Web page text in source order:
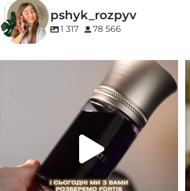
EDP (парфумована вода)
pshyk_rozpyv
1 317 78 566
Для замовлення переходьте на сайт або в
Instagram...
33 2